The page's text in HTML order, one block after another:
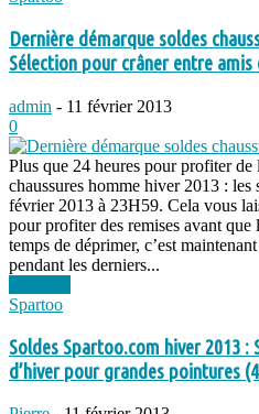
Dernière démarque soldes
Sélection pour crâner entre amis
admin - 11 février 2013
0
Plus que 24 heures pour profiter de
chaussures homme hiver 2013 :
février 2013 à 23H59. Cela vous
pour profiter des remises avant
temps de déprimer, c’est
pendant les derniers...
Spartoo
Soldes Spartoo.com hiver 2013 :
d’hiver pour grandes pointures